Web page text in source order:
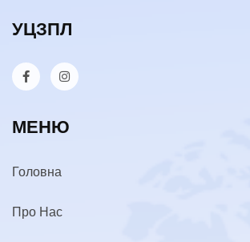
УЦЗПЛ
МЕНЮ
Головна
Про Нас